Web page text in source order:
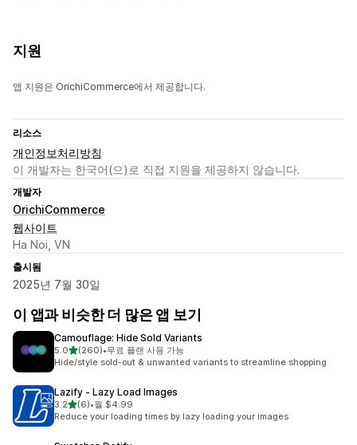
지원
앱 지원은 OrichiCommerce에서 제공합니다.
리소스
개인정보처리방침
이 개발자는 한국어(으)로 직접 지원을 제공하지 않습니다.
개발자
OrichiCommerce
웹사이트
Ha Noi, VN
출시됨
2025년 7월 30일
이 앱과 비슷한 더 많은 앱 보기
Camouflage: Hide Sold Variants
5.0별 5개 중
(260)
총 리뷰 260개
•무료 플랜 사용 가능
Hide/style sold-out & unwanted variants to streamline shopping
Lazify ‑ Lazy Load Images
3.2별 5개 중
(6)
총 리뷰 6개
•월 $4.99
Reduce your loading times by lazy loading your images